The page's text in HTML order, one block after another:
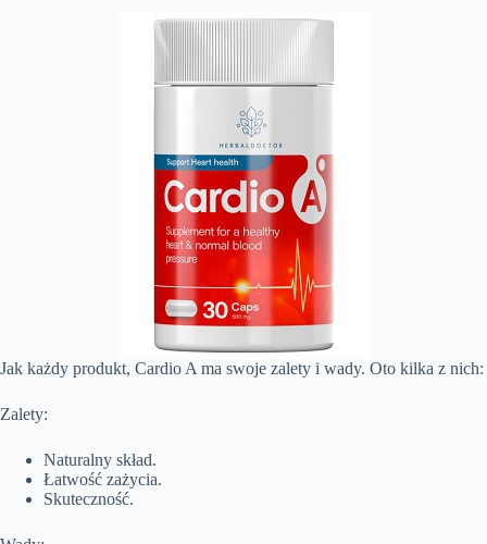
Jak każdy produkt, Cardio A ma swoje zalety i wady. Oto kilka z nich:
Zalety:
Naturalny skład.
Łatwość zażycia.
Skuteczność.